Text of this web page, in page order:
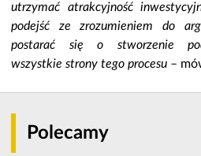
utrzymać atrakcyjność
podejść ze zrozumieniem do
postarać się o stworzenie
wszystkie strony tego procesu –
Polecamy